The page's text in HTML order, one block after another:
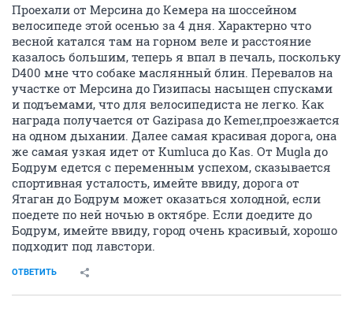
Проехали от Мерсина до Кемера на шоссейном
велосипеде этой осенью за 4 дня. Характерно что
весной катался там на горном веле и расстояние
казалось большим, теперь я впал в печаль, поскольку
D400 мне что собаке маслянный блин. Перевалов на
участке от Мерсина до Гизипасы насыщен спусками
и подъемами, что для велосипедиста не легко. Как
награда получается от Gazipasa до Kemer,проезжается
на одном дыхании. Далее самая красивая дорога, она
же самая узкая идет от Kumluca до Kas. От Mugla до
Бодрум едется с переменным успехом, сказывается
спортивная усталость, имейте ввиду, дорога от
Ятаган до Бодрум может оказаться холодной, если
поедете по ней ночью в октябре. Если доедите до
Бодрум, имейте ввиду, город очень красивый, хорошо
подходит под лавстори.
ОТВЕТИТЬ